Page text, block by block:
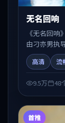
无名回响
《无名回响
由刁亦男执
物弧光与节
适合关注国
高清 流
9.5万 48
首推